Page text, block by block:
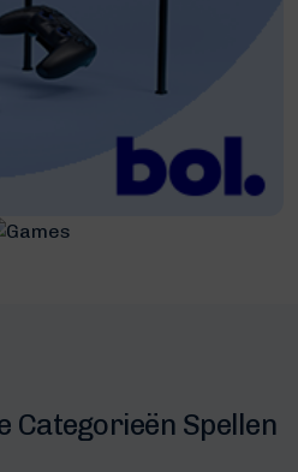
Categorieën Spellen